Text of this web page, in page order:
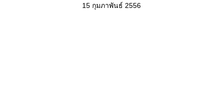
15 กุมภาพันธ์ 2556